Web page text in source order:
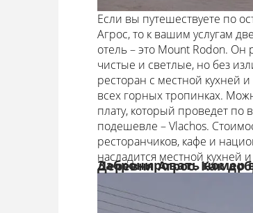
Если вы путешествуете по
Агрос, то к вашим услугам
отель – это Mount Rodon. Он
чистые и светлые, но без
ресторан с местной кухней
всех горных тропинках.
плату, который проведет по
подешевле – Vlachos.
ресторанчиков, кафе и
насладится местной кухней
Забронировать номер
Деревня Агрос. Как